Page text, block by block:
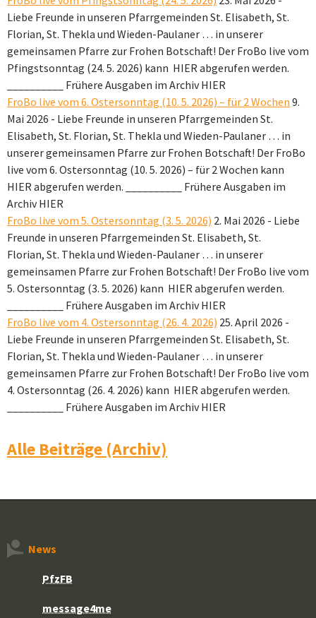
Liebe Freunde in unseren Pfarrgemeinden St. Elisabeth, St.
Florian, St. Thekla und Wieden-Paulaner … in unserer
gemeinsamen Pfarre zur Frohen Botschaft! Der FroBo live vom
Pfingstsonntag (24. 5. 2026) kann HIER abgerufen werden.
__________ Frühere Ausgaben im Archiv HIER
FroBo live vom 6. Ostersonntag (10. 5. 2026) – für 2 Wochen 9.
Mai 2026 - Liebe Freunde in unseren Pfarrgemeinden St.
Elisabeth, St. Florian, St. Thekla und Wieden-Paulaner … in
unserer gemeinsamen Pfarre zur Frohen Botschaft! Der FroBo
live vom 6. Ostersonntag (10. 5. 2026) – für 2 Wochen kann
HIER abgerufen werden. __________ Frühere Ausgaben im
Archiv HIER
FroBo live vom 5. Ostersonntag (3. 5. 2026) 2. Mai 2026 - Liebe
Freunde in unseren Pfarrgemeinden St. Elisabeth, St.
Florian, St. Thekla und Wieden-Paulaner … in unserer
gemeinsamen Pfarre zur Frohen Botschaft! Der FroBo live vom
5. Ostersonntag (3. 5. 2026) kann HIER abgerufen werden.
__________ Frühere Ausgaben im Archiv HIER
FroBo live vom 4. Ostersonntag (26. 4. 2026) 25. April 2026 -
Liebe Freunde in unseren Pfarrgemeinden St. Elisabeth, St.
Florian, St. Thekla und Wieden-Paulaner … in unserer
gemeinsamen Pfarre zur Frohen Botschaft! Der FroBo live vom
4. Ostersonntag (26. 4. 2026) kann HIER abgerufen werden.
__________ Frühere Ausgaben im Archiv HIER
Alle Beiträge (Archiv)
News
PfzFB
message4me